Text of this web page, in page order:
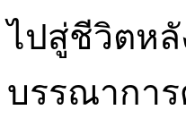
ไปสู่ชีวิตหลั
บรรณากา